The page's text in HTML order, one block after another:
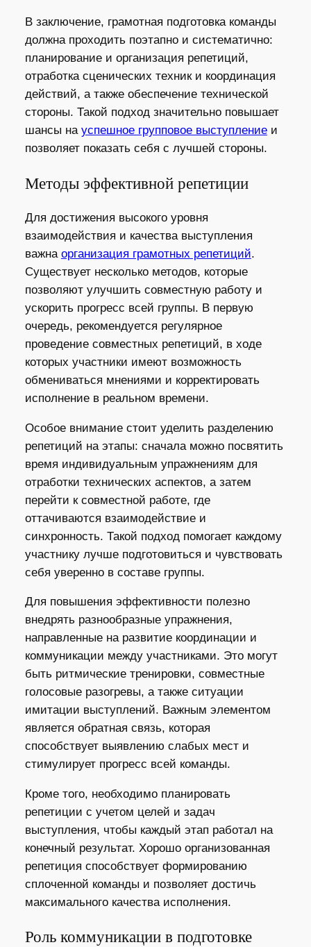
В заключение, грамотная подготовка команды
должна проходить поэтапно и систематично:
планирование и организация репетиций,
отработка сценических техник и координация
действий, а также обеспечение технической
стороны. Такой подход значительно повышает
шансы на успешное групповое выступлениеи
позволяет показать себя с лучшей стороны.
Методы эффективной репетиции
Для достижения высокого уровня
взаимодействия и качества выступления
важна организация грамотных репетиций.
Существует несколько методов, которые
позволяют улучшить совместную работу и
ускорить прогресс всей группы. В первую
очередь, рекомендуется регулярное
проведение совместных репетиций, в ходе
которых участники имеют возможность
обмениваться мнениями и корректировать
исполнение в реальном времени.
Особое внимание стоит уделить разделению
репетиций на этапы: сначала можно посвятить
время индивидуальным упражнениям для
отработки технических аспектов, а затем
перейти к совместной работе, где
оттачиваются взаимодействие и
синхронность. Такой подход помогает каждому
участнику лучше подготовиться и чувствовать
себя уверенно в составе группы.
Для повышения эффективности полезно
внедрять разнообразные упражнения,
направленные на развитие координации и
коммуникации между участниками. Это могут
быть ритмические тренировки, совместные
голосовые разогревы, а также ситуации
имитации выступлений. Важным элементом
является обратная связь, которая
способствует выявлению слабых мест и
стимулирует прогресс всей команды.
Кроме того, необходимо планировать
репетиции с учетом целей и задач
выступления, чтобы каждый этап работал на
конечный результат. Хорошо организованная
репетиция способствует формированию
сплоченной команды и позволяет достичь
максимального качества исполнения.
Роль коммуникации в подготовке